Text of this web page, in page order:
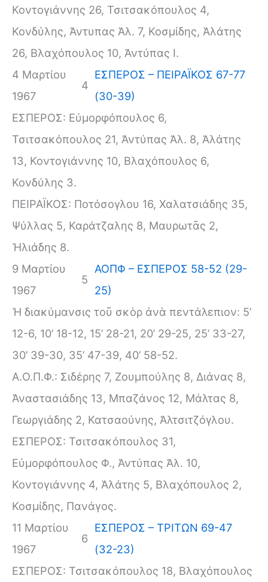
Κοντογιάννης 26, Τσιτσακόπουλος 4,
Κονδύλης, Ἀντυπας Ἀλ. 7, Κοσμίδης, Ἁλάτης
26, Βλαχόπουλος 10, Ἀντύπας I.
4 Μαρτίου
1967
4
ΕΣΠΕΡΟΣ – ΠΕΙΡΑΪΚΟΣ 67-77
(30-39)
ΕΣΠΕΡΟΣ: Εὐμορφόπουλος 6,
Τσιτσακόπουλος 21, Ἀντύπας Ἀλ. 8, Ἁλάτης
13, Κοντογιάννης 10, Βλαχόπουλος 6,
Κονδύλης 3.
ΠΕΙΡΑΪΚΟΣ: Ποτόσογλου 16, Χαλατσιάδης 35,
Ψύλλας 5, Καράτζαλης 8, Μαυρωτᾶς 2,
Ἡλιάδης 8.
9 Μαρτίου
1967
5
ΑΟΠΦ – ΕΣΠΕΡΟΣ 58-52 (29-
25)
Ἡ διακύμανσις τοῦ σκὸρ ἀνὰ πεντάλεπιον: 5’
12-6, 10’ 18-12, 15’ 28-21, 20’ 29-25, 25’ 33-27,
30’ 39-30, 35’ 47-39, 40’ 58-52.
Α.Ο.Π.Φ.: Σιδέρης 7, Ζουμπούλης 8, Διάνας 8,
Ἀναστασιάδης 13, Μπαζάνος 12, Μάλτας 8,
Γεωργιάδης 2, Κατσαούνης, Ἀλτσιτζόγλου.
ΕΣΠΕΡΟΣ: Τσιτσακόπουλος 31,
Εὐμορφόπουλος Φ., Ἀντύπας Ἀλ. 10,
Κοντογιάννης 4, Ἁλάτης 5, Βλαχόπουλος 2,
Κοσμίδης, Πανάγος.
11 Μαρτίου
1967
6
ΕΣΠΕΡΟΣ – ΤΡΙΤΩΝ 69-47
(32-23)
ΕΣΠΕΡΟΣ: Τσιτσακόπουλος 18, Βλαχόπουλος